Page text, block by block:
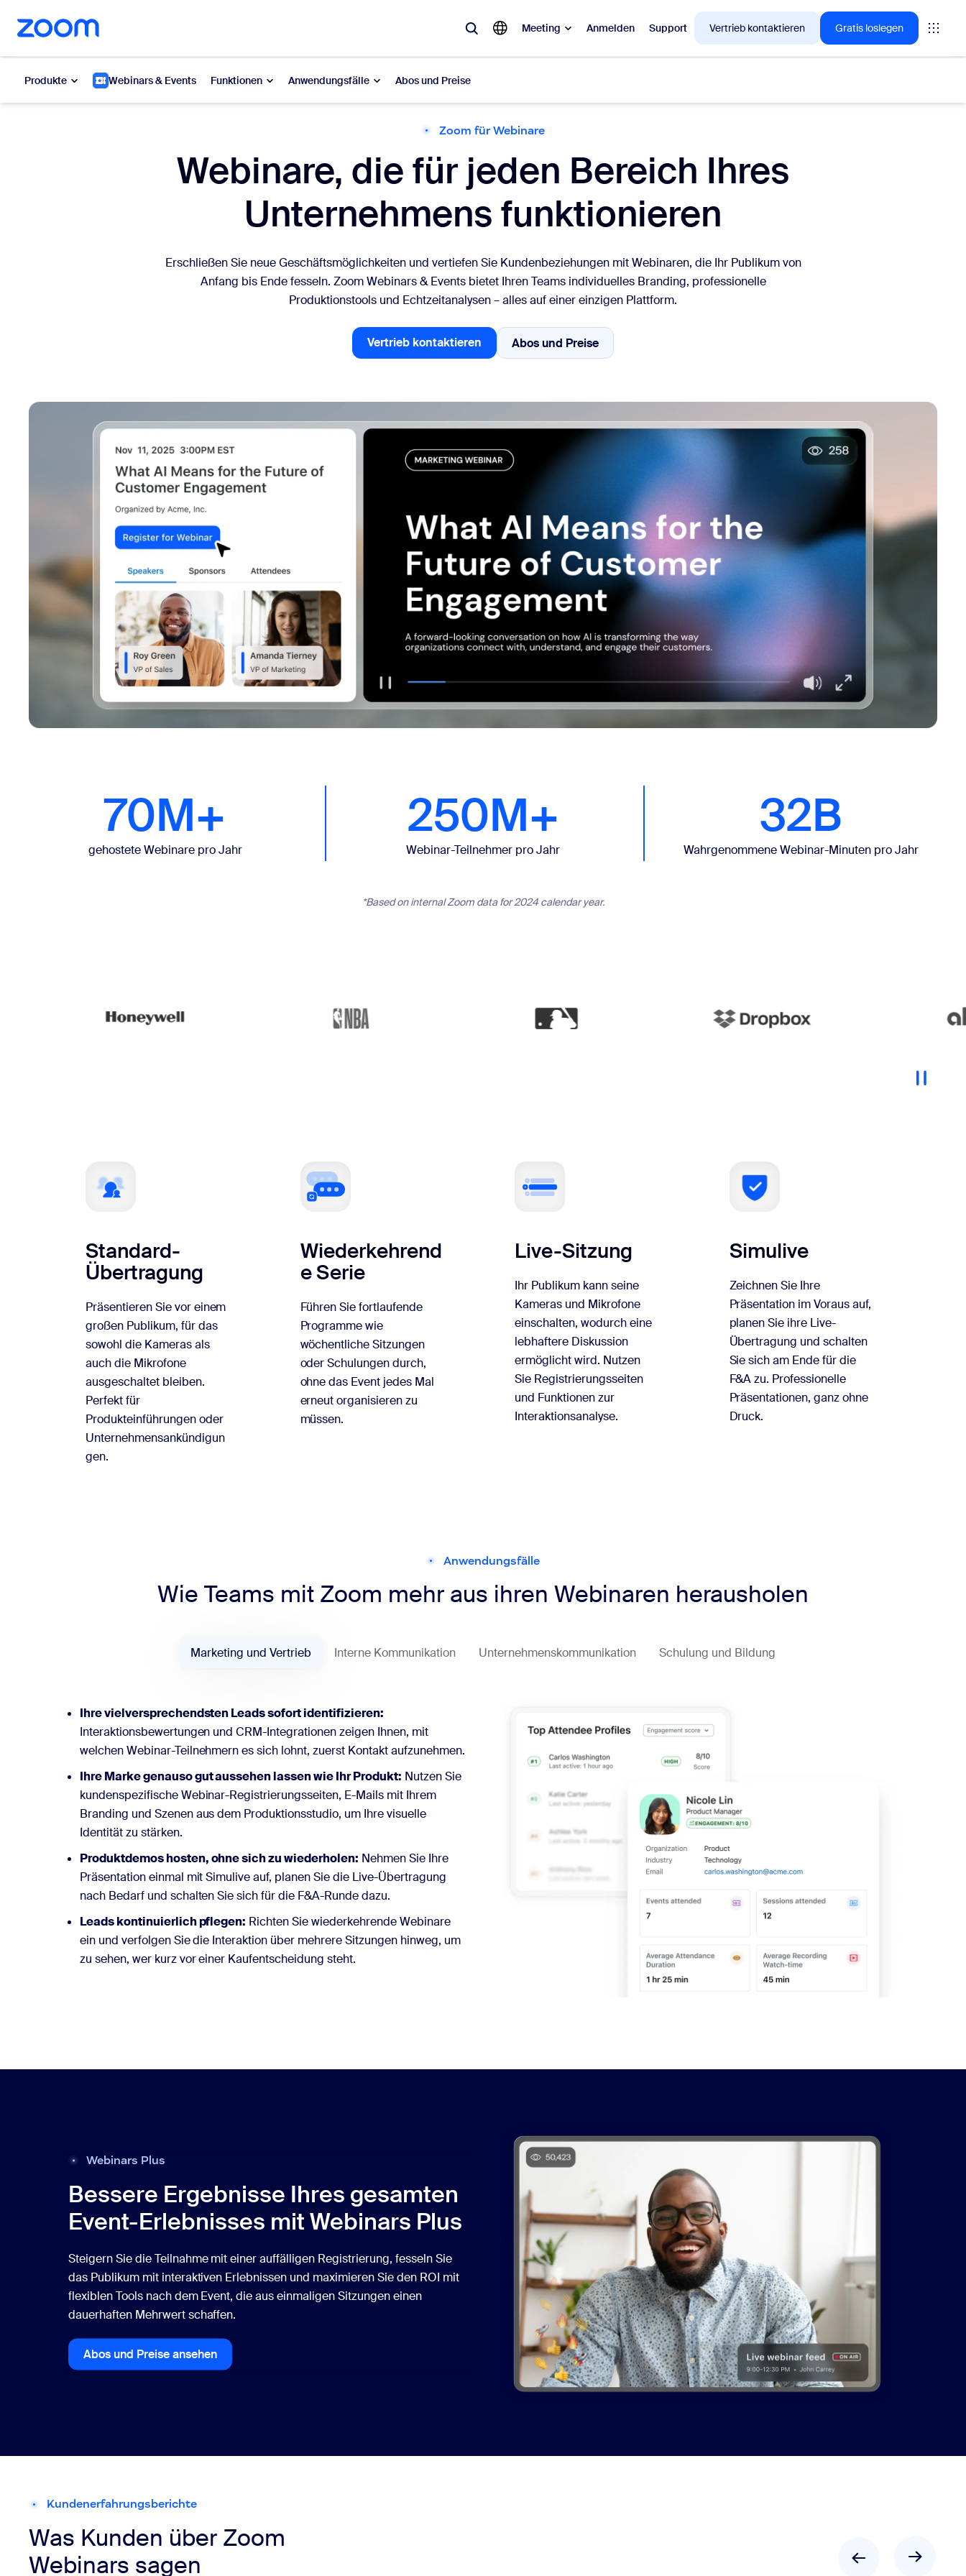
wechseln
Chat wechseln
Produkte Webinars & Events Funktionen Anwendungsfälle Abos und Preise
Meeting Anmelden Support Vertrieb kontaktieren Gratis loslegen
Was angesagt ist, was im Trend liegt, was für Gesprächsstoff sorgt – die Lösungen, für die sich Zoom-Kunden gerade interessieren.
My Notes Meetings
Phone Canvas
Contact Center CX-Insights
Download-Center +1.888.799.9666/+1.888.303.1012
Zoom für Webinare
Webinare, die für jeden Bereich Ihres
Unternehmens funktionieren
Erschließen Sie neue Geschäftsmöglichkeiten und vertiefen Sie Kundenbeziehungen mit Webinaren, die Ihr Publikum von
Anfang bis Ende fesseln. Zoom Webinars & Events bietet Ihren Teams individuelles Branding, professionelle
Produktionstools und Echtzeitanalysen – alles auf einer einzigen Plattform.
Vertrieb kontaktieren
Vertrieb kontaktieren
Abos und Preise
Abos und Preise
70M+
gehostete Webinare pro Jahr
250M+
Webinar-Teilnehmer pro Jahr
32B
Wahrgenommene Webinar-Minuten pro Jahr
*Based on internal Zoom data for 2024 calendar year.
Standard-
Übertragung
Präsentieren Sie vor einem
großen Publikum, für das
sowohl die Kameras als
auch die Mikrofone
ausgeschaltet bleiben.
Perfekt für
Produkteinführungen oder
Unternehmensankündigun
gen.
Wiederkehrend
e Serie
Führen Sie fortlaufende
Programme wie
wöchentliche Sitzungen
oder Schulungen durch,
ohne das Event jedes Mal
erneut organisieren zu
müssen.
Live-Sitzung
Ihr Publikum kann seine
Kameras und Mikrofone
einschalten, wodurch eine
lebhaftere Diskussion
ermöglicht wird. Nutzen
Sie Registrierungsseiten
und Funktionen zur
Interaktionsanalyse.
Simulive
Zeichnen Sie Ihre
Präsentation im Voraus auf,
planen Sie ihre Live-
Übertragung und schalten
Sie sich am Ende für die
F&A zu. Professionelle
Präsentationen, ganz ohne
Druck.
Anwendungsfälle
Wie Teams mit Zoom mehr aus ihren Webinaren herausholen
Marketing und Vertrieb Interne Kommunikation Unternehmenskommunikation Schulung und Bildung
Ihre vielversprechendsten Leads sofort identifizieren:
Interaktionsbewertungen und CRM-Integrationen zeigen Ihnen, mit
welchen Webinar-Teilnehmern es sich lohnt, zuerst Kontakt aufzunehmen.
Ihre Marke genauso gut aussehen lassen wie Ihr Produkt: Nutzen Sie
kundenspezifische Webinar-Registrierungsseiten, E-Mails mit Ihrem
Branding und Szenen aus dem Produktionsstudio, um Ihre visuelle
Identität zu stärken.
Produktdemos hosten, ohne sich zu wiederholen: Nehmen Sie Ihre
Präsentation einmal mit Simulive auf, planen Sie die Live-Übertragung
nach Bedarf und schalten Sie sich für die F&A-Runde dazu.
Leads kontinuierlich pflegen: Richten Sie wiederkehrende Webinare
ein und verfolgen Sie die Interaktion über mehrere Sitzungen hinweg, um
zu sehen, wer kurz vor einer Kaufentscheidung steht.
Webinars Plus
Bessere Ergebnisse Ihres gesamten
Event-Erlebnisses mit Webinars Plus
Steigern Sie die Teilnahme mit einer auffälligen Registrierung, fesseln Sie
das Publikum mit interaktiven Erlebnissen und maximieren Sie den ROI mit
flexiblen Tools nach dem Event, die aus einmaligen Sitzungen einen
dauerhaften Mehrwert schaffen.
Abos und Preise ansehen
Abos und Preise ansehen
Kundenerfahrungsberichte
Was Kunden über Zoom
Webinars sagen
Teilnehmer